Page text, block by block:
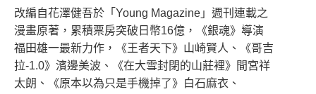
改編自花澤健吾於「Young Magazine」週刊連載之
漫畫原著，累積票房突破日幣16億，《銀魂》導演
福田雄一最新力作，《王者天下》山崎賢人、《哥吉
拉-1.0》濱邊美波、《在大雪封閉的山莊裡》間宮祥
太朗、《原本以為只是手機掉了》白石麻衣、